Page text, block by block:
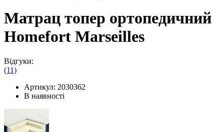
Матрац топер ортопедичний
Homefort Marseilles
Відгуки:
(11)
Артикул: 2030362
В наявності